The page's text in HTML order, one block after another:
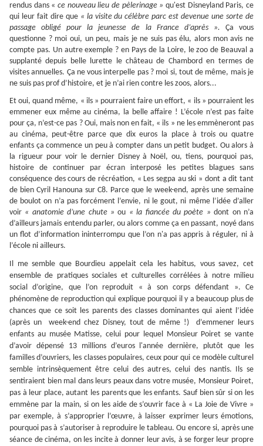
rendus dans « ce nouveau lieu de pèlerinage » qu'est Disneyland Paris, ce
qui leur fait dire que « la visite du célèbre parc est devenue une sorte de
passage obligé pour la jeunesse de la France d’après ». Ça vous
questionne ? moi oui, un peu, mais je ne suis pas élu, alors mon avis ne
compte pas. Un autre exemple ? en Pays de la Loire, le zoo de Beauval a
supplanté depuis belle lurette le château de Chambord en termes de
visites annuelles. Ça ne vous interpelle pas ? moi si, tout de même, mais je
ne suis pas prof d’histoire, et je n’ai rien contre les zoos, alors...
Et oui, quand même, « ils » pourraient faire un effort, « ils » pourraient les
emmener eux même au cinéma, la belle affaire ! L’école n’est pas faite
pour ça, n’est-ce pas ? Oui, mais non en fait, « ils » ne les emmèneront pas
au cinéma, peut-être parce que dix euros la place à trois ou quatre
enfants ça commence un peu à compter dans un petit budget. Ou alors à
la rigueur pour voir le dernier Disney à Noël, ou, tiens, pourquoi pas,
histoire de continuer par écran interposé les petites blagues sans
conséquence des cours de récréation, « Les segpa au ski » dont a dit tant
de bien Cyril Hanouna sur C8. Parce que le week-end, après une semaine
de boulot on n’a pas forcément l’envie, ni le gout, ni même l’idée d’aller
voir « anatomie d’une chute »ou « la fiancée du poète » dont on n’a
d’ailleurs jamais entendu parler, ou alors comme ça en passant, noyé dans
un flot d’information ininterrompu que l’on n'a pas appris à réguler, ni à
l’école ni ailleurs.
Il me semble que Bourdieu appelait cela les habitus, vous savez, cet
ensemble de pratiques sociales et culturelles corrélées à notre milieu
social d’origine, que l’on reproduit « à son corps défendant ». Ce
phénomène de reproduction qui explique pourquoi il y a beaucoup plus de
chances que ce soit les parents des classes dominantes qui aient l’idée
(après un week-end chez Disney, tout de même !) d’emmener leurs
enfants au musée Matisse, celui pour lequel Monsieur Poiret se vante
d’avoir dépensé 13 millions d’euros l'année dernière, plutôt que les
familles d’ouvriers, les classes populaires, ceux pour qui ce modèle culturel
semble intrinsèquement être celui des autres, celui des nantis. Ils se
sentiraient bien mal dans leurs peaux dans votre musée, Monsieur Poiret,
pas à leur place, autant les parents que les enfants. Sauf bien sûr si on les
emmène par la main, si on les aide de s’ouvrir face à « La Joie de Vivre »
par exemple, à s’approprier l’œuvre, à laisser exprimer leurs émotions,
pourquoi pas à s’autoriser à reproduire le tableau. Ou encore si, après une
séance de cinéma, on les incite à donner leur avis, à se forger leur propre